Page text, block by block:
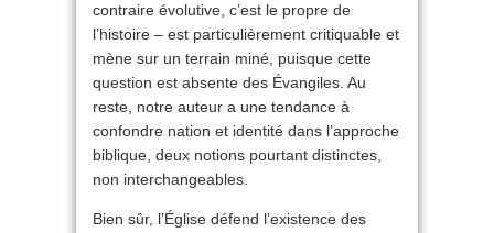
contraire évolutive, c’est le propre de
l’histoire – est particulièrement critiquable et
mène sur un terrain miné, puisque cette
question est absente des Évangiles. Au
reste, notre auteur a une tendance à
confondre nation et identité dans l’approche
biblique, deux notions pourtant distinctes,
non interchangeables.
Bien sûr, l’Église défend l’existence des